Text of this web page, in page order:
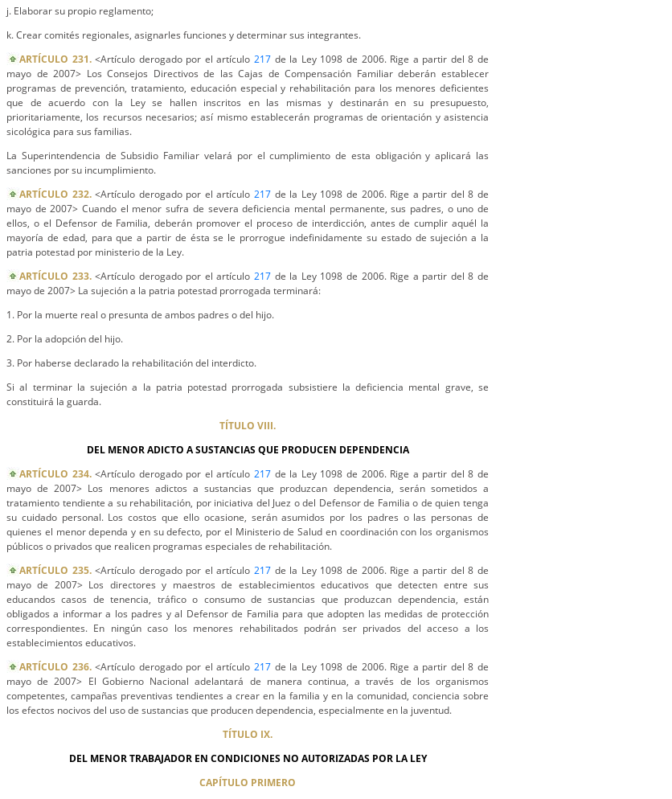
j. Elaborar su propio reglamento;
k. Crear comités regionales, asignarles funciones y determinar sus integrantes.
ARTÍCULO 231.<Artículo derogado por el artículo217 de la Ley 1098 de 2006. Rige a partir del 8 de
mayo de 2007> Los Consejos Directivos de las Cajas de Compensación Familiar deberán establecer
programas de prevención, tratamiento, educación especial y rehabilitación para los menores deficientes
que de acuerdo con la Ley se hallen inscritos en las mismas y destinarán en su presupuesto,
prioritariamente, los recursos necesarios; así mismo establecerán programas de orientación y asistencia
sicológica para sus familias.
La Superintendencia de Subsidio Familiar velará por el cumplimiento de esta obligación y aplicará las
sanciones por su incumplimiento.
ARTÍCULO 232.<Artículo derogado por el artículo217 de la Ley 1098 de 2006. Rige a partir del 8 de
mayo de 2007> Cuando el menor sufra de severa deficiencia mental permanente, sus padres, o uno de
ellos, o el Defensor de Familia, deberán promover el proceso de interdicción, antes de cumplir aquél la
mayoría de edad, para que a partir de ésta se le prorrogue indefinidamente su estado de sujeción a la
patria potestad por ministerio de la Ley.
ARTÍCULO 233.<Artículo derogado por el artículo217 de la Ley 1098 de 2006. Rige a partir del 8 de
mayo de 2007> La sujeción a la patria potestad prorrogada terminará:
1. Por la muerte real o presunta de ambos padres o del hijo.
2. Por la adopción del hijo.
3. Por haberse declarado la rehabilitación del interdicto.
Si al terminar la sujeción a la patria potestad prorrogada subsistiere la deficiencia mental grave, se
constituirá la guarda.
TÍTULO VIII.
DEL MENOR ADICTO A SUSTANCIAS QUE PRODUCEN DEPENDENCIA
ARTÍCULO 234.<Artículo derogado por el artículo217 de la Ley 1098 de 2006. Rige a partir del 8 de
mayo de 2007> Los menores adictos a sustancias que produzcan dependencia, serán sometidos a
tratamiento tendiente a su rehabilitación, por iniciativa del Juez o del Defensor de Familia o de quien tenga
su cuidado personal. Los costos que ello ocasione, serán asumidos por los padres o las personas de
quienes el menor dependa y en su defecto, por el Ministerio de Salud en coordinación con los organismos
públicos o privados que realicen programas especiales de rehabilitación.
ARTÍCULO 235.<Artículo derogado por el artículo217 de la Ley 1098 de 2006. Rige a partir del 8 de
mayo de 2007> Los directores y maestros de establecimientos educativos que detecten entre sus
educandos casos de tenencia, tráfico o consumo de sustancias que produzcan dependencia, están
obligados a informar a los padres y al Defensor de Familia para que adopten las medidas de protección
correspondientes. En ningún caso los menores rehabilitados podrán ser privados del acceso a los
establecimientos educativos.
ARTÍCULO 236.<Artículo derogado por el artículo217 de la Ley 1098 de 2006. Rige a partir del 8 de
mayo de 2007> El Gobierno Nacional adelantará de manera continua, a través de los organismos
competentes, campañas preventivas tendientes a crear en la familia y en la comunidad, conciencia sobre
los efectos nocivos del uso de sustancias que producen dependencia, especialmente en la juventud.
TÍTULO IX.
DEL MENOR TRABAJADOR EN CONDICIONES NO AUTORIZADAS POR LA LEY
CAPÍTULO PRIMERO